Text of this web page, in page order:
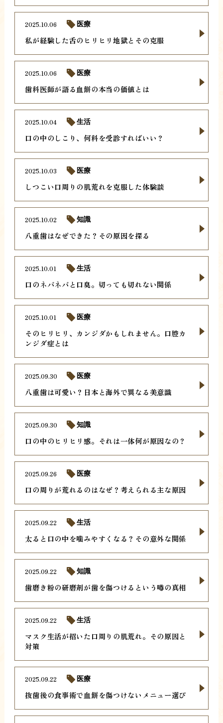
私が経験した舌のヒリヒリ地獄とその克服
2025.10.06 医療
歯科医師が語る血餅の本当の価値とは
2025.10.06 医療
口の中のしこり、何科を受診すればいい？
2025.10.04 生活
しつこい口周りの肌荒れを克服した体験談
2025.10.03 医療
八重歯はなぜできた？その原因を探る
2025.10.02 知識
口のネバネバと口臭。切っても切れない関係
2025.10.01 生活
そのヒリヒリ、カンジダかもしれません。口腔カ
ンジダ症とは
2025.10.01 医療
八重歯は可愛い？日本と海外で異なる美意識
2025.09.30 医療
口の中のヒリヒリ感。それは一体何が原因なの？
2025.09.30 知識
口の周りが荒れるのはなぜ？考えられる主な原因
2025.09.26 医療
太ると口の中を噛みやすくなる？その意外な関係
2025.09.22 生活
歯磨き粉の研磨剤が歯を傷つけるという噂の真相
2025.09.22 知識
マスク生活が招いた口周りの肌荒れ。その原因と
対策
2025.09.22 生活
抜歯後の食事術で血餅を傷つけないメニュー選び
2025.09.22 医療